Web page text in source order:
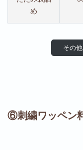
め
その
⑥刺繍ワッペン